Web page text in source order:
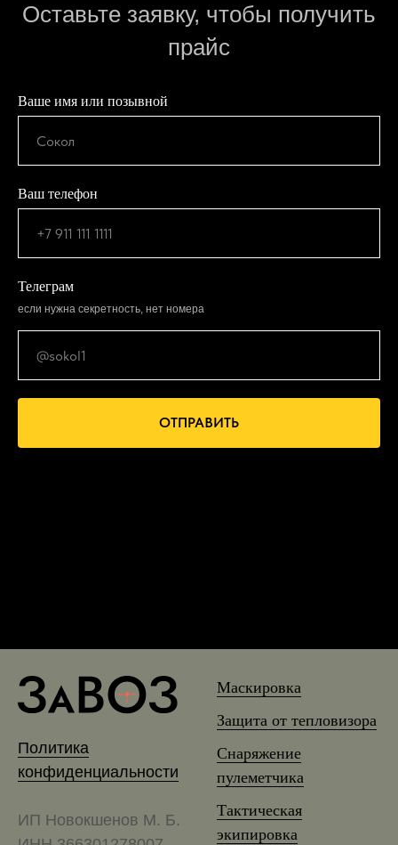
Оставьте заявку, чтобы получить
прайс
Ваше имя или позывной
Ваш телефон
Телеграм
если нужна секретность, нет номера
ОТПРАВИТЬ
Политика
конфиденциальности
ИП Новокшенов М. Б.
Маскировка
Защита от тепловизора
Снаряжение
пулеметчика
Тактическая
экипировка